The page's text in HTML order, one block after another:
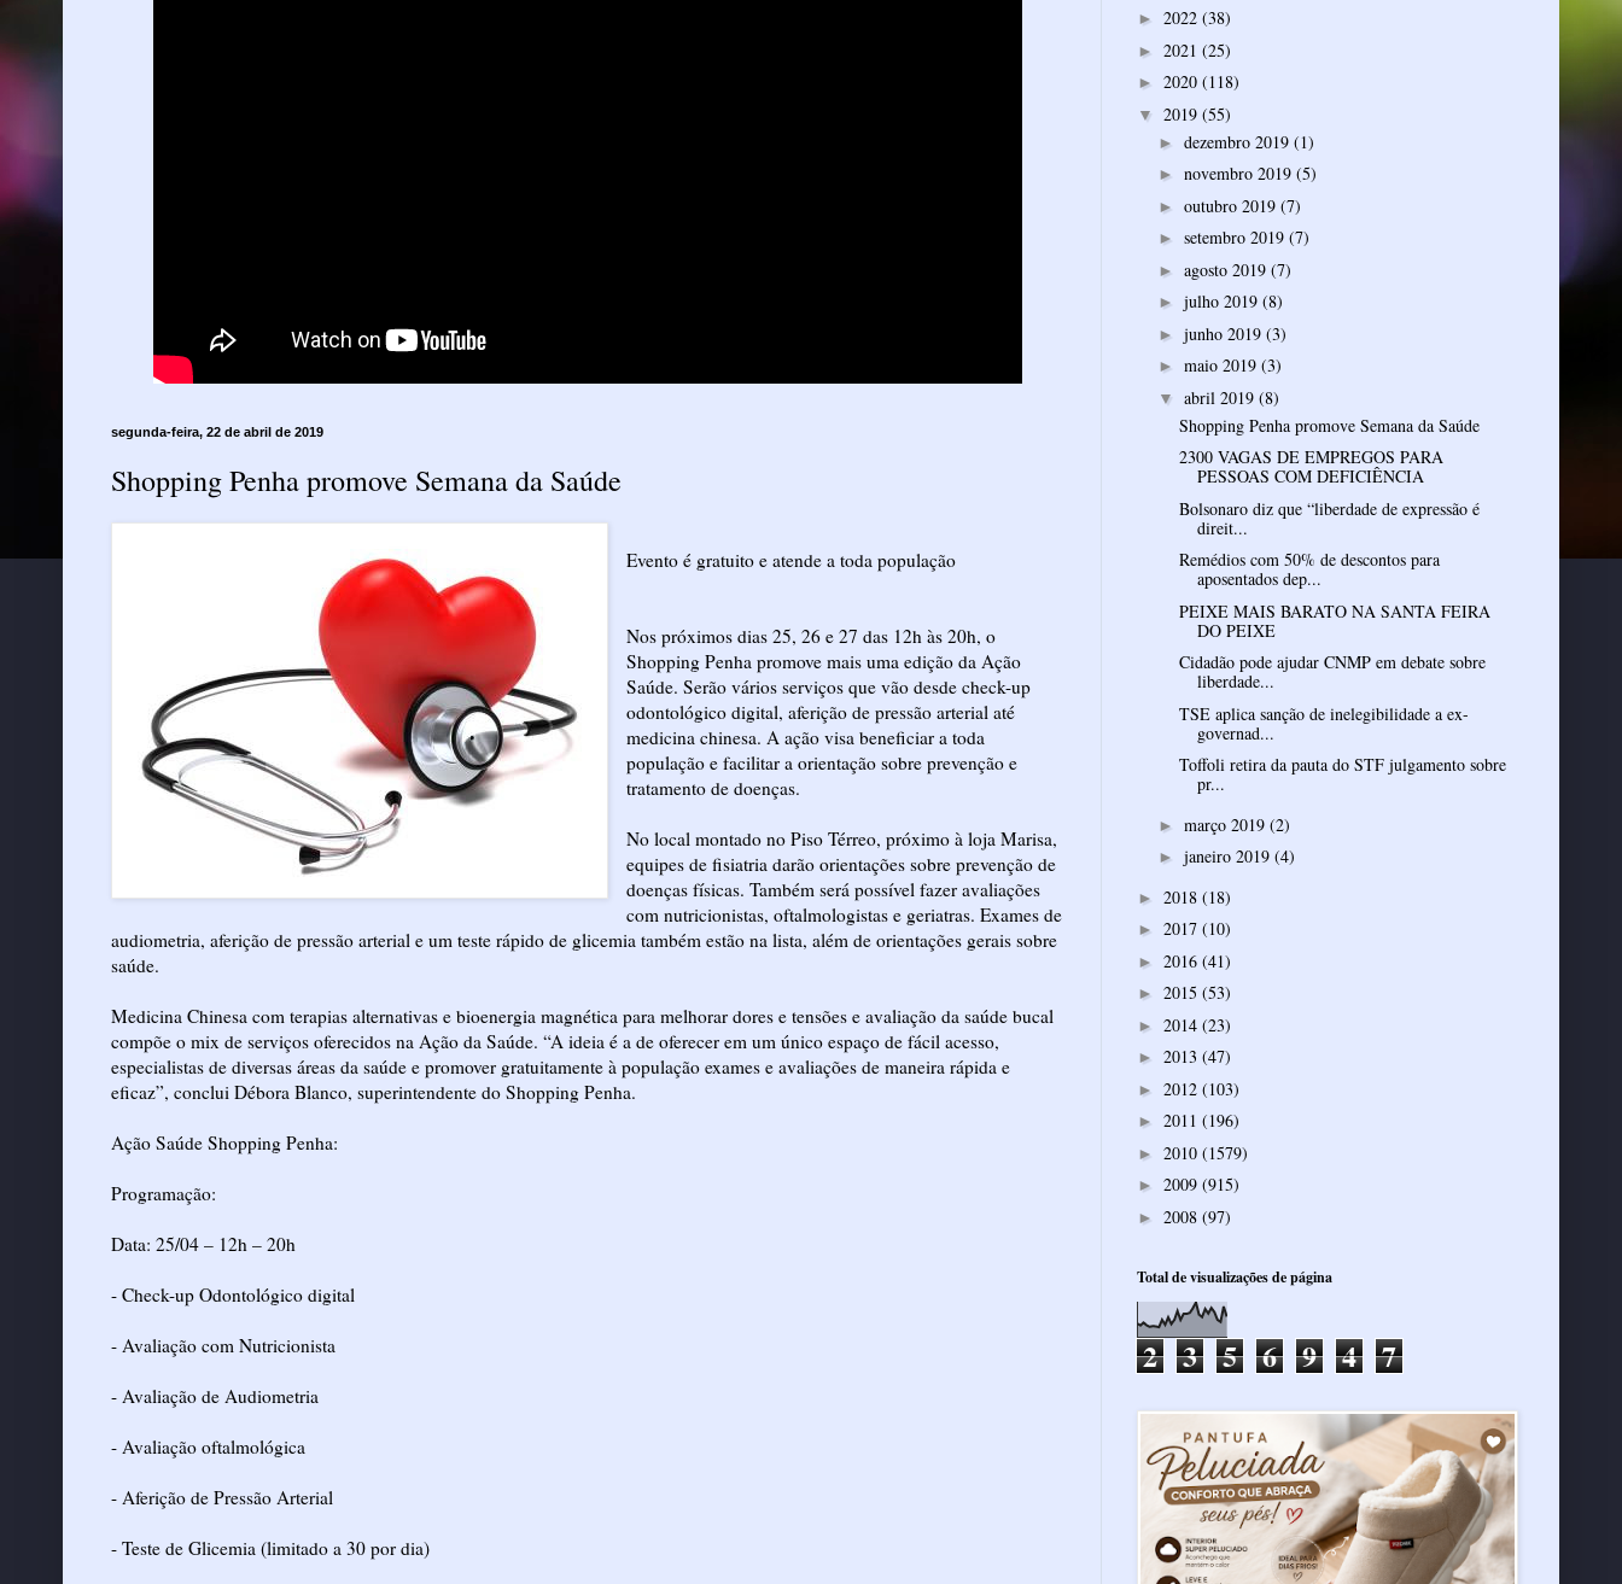
segunda-feira, 22 de abril de 2019
Shopping Penha promove Semana da Saúde
Evento é gratuito e atende a toda população
Nos próximos dias 25, 26 e 27 das 12h às 20h, o
Shopping Penha promove mais uma edição da Ação
Saúde. Serão vários serviços que vão desde check-up
odontológico digital, aferição de pressão arterial até
medicina chinesa. A ação visa beneficiar a toda
população e facilitar a orientação sobre prevenção e
tratamento de doenças.
No local montado no Piso Térreo, próximo à loja Marisa,
equipes de fisiatria darão orientações sobre prevenção de
doenças físicas. Também será possível fazer avaliações
com nutricionistas, oftalmologistas e geriatras. Exames de
audiometria, aferição de pressão arterial e um teste rápido de glicemia também estão na lista, além de orientações gerais sobre
saúde.
Medicina Chinesa com terapias alternativas e bioenergia magnética para melhorar dores e tensões e avaliação da saúde bucal
compõe o mix de serviços oferecidos na Ação da Saúde. “A ideia é a de oferecer em um único espaço de fácil acesso,
especialistas de diversas áreas da saúde e promover gratuitamente à população exames e avaliações de maneira rápida e
eficaz”, conclui Débora Blanco, superintendente do Shopping Penha.
Ação Saúde Shopping Penha:
Programação:
Data: 25/04 – 12h – 20h
- Check-up Odontológico digital
- Avaliação com Nutricionista
- Avaliação de Audiometria
- Avaliação oftalmológica
- Aferição de Pressão Arterial
- Teste de Glicemia (limitado a 30 por dia)
► 2022 (38)
► 2021 (25)
► 2020 (118)
▼ 2019 (55)
► dezembro 2019 (1)
► novembro 2019 (5)
► outubro 2019 (7)
► setembro 2019 (7)
► agosto 2019 (7)
► julho 2019 (8)
► junho 2019 (3)
► maio 2019 (3)
▼ abril 2019 (8)
Shopping Penha promove Semana da Saúde
2300 VAGAS DE EMPREGOS PARA
PESSOAS COM DEFICIÊNCIA
Bolsonaro diz que “liberdade de expressão é
direit...
Remédios com 50% de descontos para
aposentados dep...
PEIXE MAIS BARATO NA SANTA FEIRA
DO PEIXE
Cidadão pode ajudar CNMP em debate sobre
liberdade...
TSE aplica sanção de inelegibilidade a ex-
governad...
Toffoli retira da pauta do STF julgamento sobre
pr...
► março 2019 (2)
► janeiro 2019 (4)
► 2018 (18)
► 2017 (10)
► 2016 (41)
► 2015 (53)
► 2014 (23)
► 2013 (47)
► 2012 (103)
► 2011 (196)
► 2010 (1579)
► 2009 (915)
► 2008 (97)
Total de visualizações de página
2 3 5 6 9 4 7